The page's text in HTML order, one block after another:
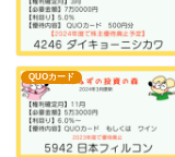
QUOカード